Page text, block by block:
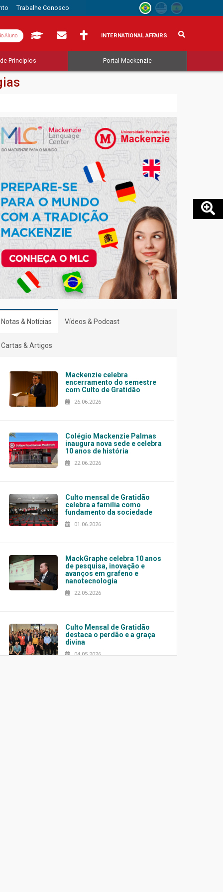
Trabalhe Conosco
Aluno INTERNATIONAL AFFAIRS
Princípios Portal Mackenzie
Notas & Notícias Vídeos & Podcast
Cartas & Artigos
Mackenzie celebra
encerramento do semestre
com Culto de Gratidão
26.06.2026
Colégio Mackenzie Palmas
inaugura nova sede e celebra
10 anos de história
22.06.2026
Culto mensal de Gratidão
celebra a família como
fundamento da sociedade
01.06.2026
MackGraphe celebra 10 anos
de pesquisa, inovação e
avanços em grafeno e
nanotecnologia
22.05.2026
Culto Mensal de Gratidão
destaca o perdão e a graça
divina
04.05.2026